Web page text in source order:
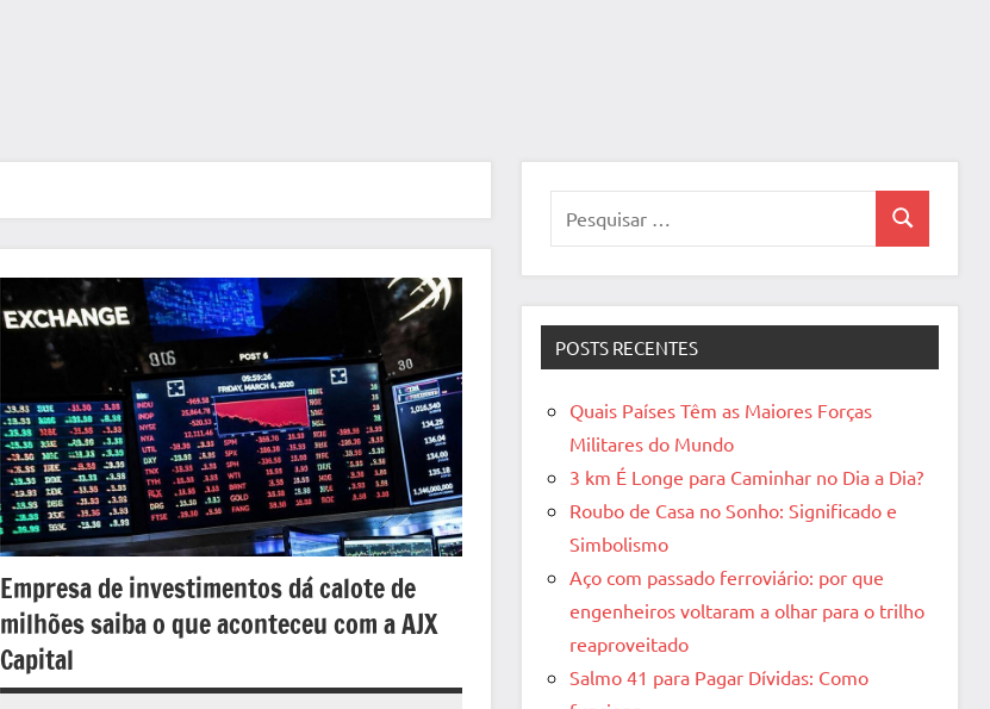
Empresa de investimentos dá calote de
milhões saiba o que aconteceu com a AJX
Capital
Pesquisa
POSTS RECENTES
Quais Países Têm as Maiores Forças
Militares do Mundo
3 km É Longe para Caminhar no Dia a Dia?
Roubo de Casa no Sonho: Significado e
Simbolismo
Aço com passado ferroviário: por que
engenheiros voltaram a olhar para o trilho
reaproveitado
Salmo 41 para Pagar Dívidas: Como